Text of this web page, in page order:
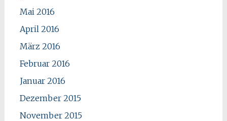
Mai 2016
April 2016
März 2016
Februar 2016
Januar 2016
Dezember 2015
November 2015